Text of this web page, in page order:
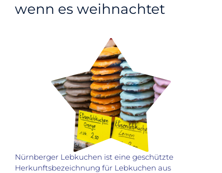
wenn es weihnachtet
Nürnberger Lebkuchen ist eine geschützte
Herkunftsbezeichnung für Lebkuchen aus